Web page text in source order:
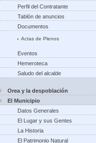
Perfil del Contratante
Tablón de anuncios
Documentos
Actas de Plenos
Eventos
Hemeroteca
Saludo del alcalde
Orea y la despoblación
El Municipio
Datos Generales
El Lugar y sus Gentes
La Historia
El Patrimonio Natural